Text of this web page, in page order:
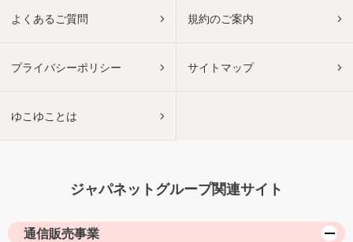
よくあるご質問 規約のご案内
プライバシーポリシー サイトマップ
ゆこゆことは
ジャパネットグループ関連サイト
通信販売事業